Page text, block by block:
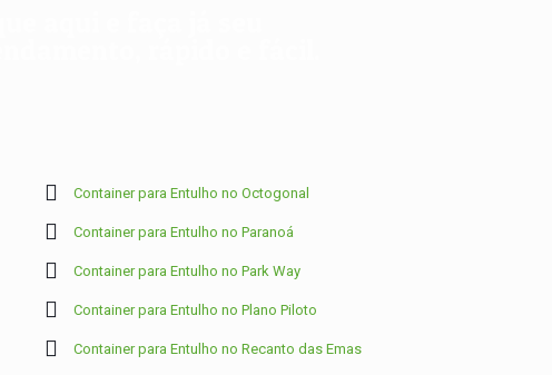
Container para Entulho no Octogonal
Container para Entulho no Paranoá
Container para Entulho no Park Way
Container para Entulho no Plano Piloto
Container para Entulho no Recanto das Emas